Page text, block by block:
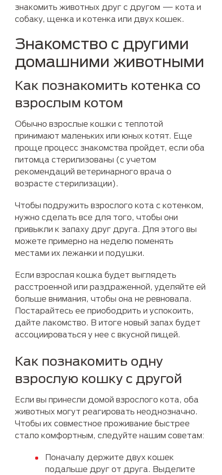
знакомить животных друг с другом — кота и
собаку, щенка и котенка или двух кошек.
Знакомство с другими
домашними животными
Как познакомить котенка со
взрослым котом
Обычно взрослые кошки с теплотой
принимают маленьких или юных котят. Еще
проще процесс знакомства пройдет, если оба
питомца стерилизованы (с учетом
рекомендаций ветеринарного врача о
возрасте стерилизации).
Чтобы подружить взрослого кота с котенком,
нужно сделать все для того, чтобы они
привыкли к запаху друг друга. Для этого вы
можете примерно на неделю поменять
местами их лежанки и подушки.
Если взрослая кошка будет выглядеть
расстроенной или раздраженной, уделяйте ей
больше внимания, чтобы она не ревновала.
Постарайтесь ее приободрить и успокоить,
дайте лакомство. В итоге новый запах будет
ассоциироваться у нее с вкусной пищей.
Как познакомить одну
взрослую кошку с другой
Если вы принесли домой взрослого кота, оба
животных могут реагировать неоднозначно.
Чтобы их совместное проживание быстрее
стало комфортным, следуйте нашим советам:
Поначалу держите двух кошек
подальше друг от друга. Выделите